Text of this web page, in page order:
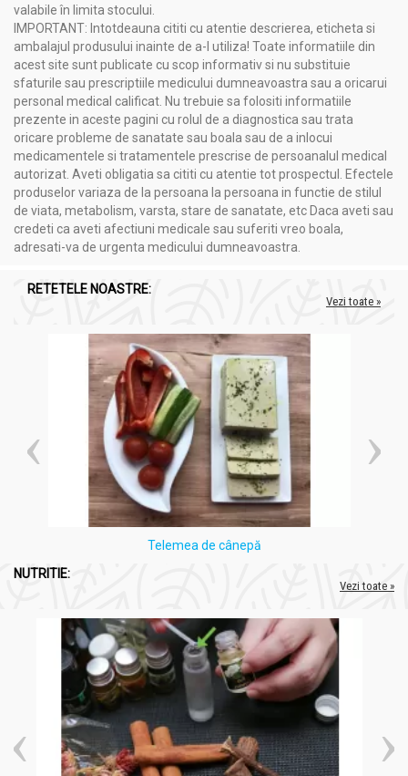
valabile în limita stocului.
IMPORTANT: Intotdeauna cititi cu atentie descrierea, eticheta si
ambalajul produsului inainte de a-l utiliza! Toate informatiile din
acest site sunt publicate cu scop informativ si nu substituie
sfaturile sau prescriptiile medicului dumneavoastra sau a oricarui
personal medical calificat. Nu trebuie sa folositi informatiile
prezente in aceste pagini cu rolul de a diagnostica sau trata
oricare probleme de sanatate sau boala sau de a inlocui
medicamentele si tratamentele prescrise de persoanalul medical
autorizat. Aveti obligatia sa cititi cu atentie tot prospectul. Efectele
produselor variaza de la persoana la persoana in functie de stilul
de viata, metabolism, varsta, stare de sanatate, etc Daca aveti sau
credeti ca aveti afectiuni medicale sau suferiti vreo boala,
adresati-va de urgenta medicului dumneavoastra.
RETETELE NOASTRE:
Vezi toate »
Telemea de cânepă
NUTRITIE:
Vezi toate »